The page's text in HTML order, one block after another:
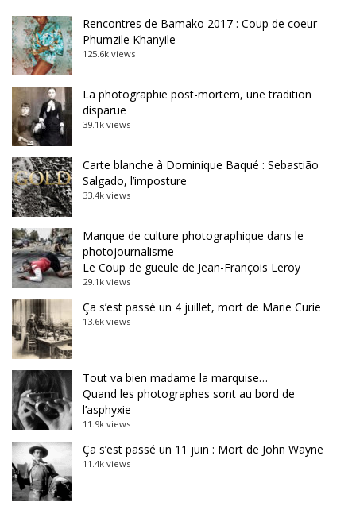
Rencontres de Bamako 2017 : Coup de coeur –
Phumzile Khanyile
125.6k views
La photographie post-mortem, une tradition
disparue
39.1k views
Carte blanche à Dominique Baqué : Sebastião
Salgado, l’imposture
33.4k views
Manque de culture photographique dans le
photojournalisme
Le Coup de gueule de Jean-François Leroy
29.1k views
Ça s’est passé un 4 juillet, mort de Marie Curie
13.6k views
Tout va bien madame la marquise…
Quand les photographes sont au bord de
l’asphyxie
11.9k views
Ça s’est passé un 11 juin : Mort de John Wayne
11.4k views